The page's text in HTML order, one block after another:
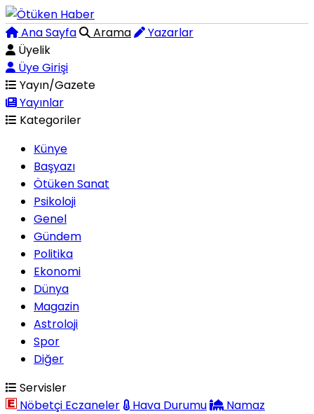
Ana Sayfa Arama
Yazarlar
Üyelik
Üye Girişi
Yayın/Gazete
Yayınlar
Kategoriler
Künye
Başyazı
Ötüken Sanat
Psikoloji
Genel
Gündem
Politika
Ekonomi
Dünya
Magazin
Astroloji
Spor
Diğer
Servisler
Nöbetçi Eczaneler
Hava Durumu
Namaz